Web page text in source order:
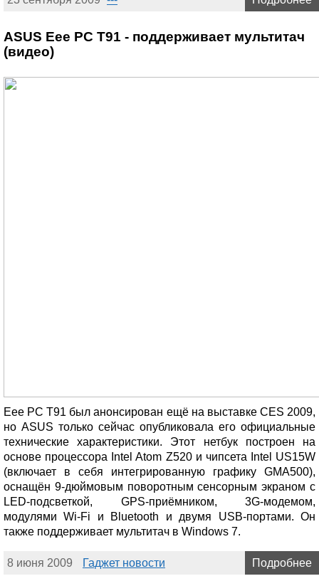
ASUS Eee PC T91 - поддерживает мультитач
(видео)
Eee PC T91 был анонсирован ещё на выставке CES 2009,
но ASUS только сейчас опубликовала его официальные
технические характеристики. Этот нетбук построен на
основе процессора Intel Atom Z520 и чипсета Intel US15W
(включает в себя интегрированную графику GMA500),
оснащён 9-дюймовым поворотным сенсорным экраном с
LED-подсветкой, GPS-приёмником, 3G-модемом,
модулями Wi-Fi и Bluetooth и двумя USB-портами. Он
также поддерживает мультитач в Windows 7.
8 июня 2009 Гаджет новости Подробнее